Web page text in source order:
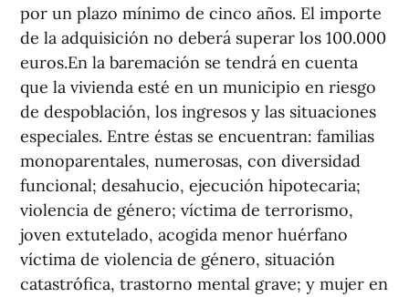
por un plazo mínimo de cinco años. El importe
de la adquisición no deberá superar los 100.000
euros.En la baremación se tendrá en cuenta
que la vivienda esté en un municipio en riesgo
de despoblación, los ingresos y las situaciones
especiales. Entre éstas se encuentran: familias
monoparentales, numerosas, con diversidad
funcional; desahucio, ejecución hipotecaria;
violencia de género; víctima de terrorismo,
joven extutelado, acogida menor huérfano
víctima de violencia de género, situación
catastrófica, trastorno mental grave; y mujer en